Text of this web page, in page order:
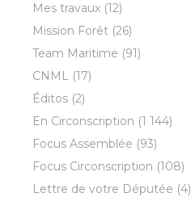
Mes travaux (12)
Mission Forêt (26)
Team Maritime (91)
CNML (17)
Éditos (2)
En Circonscription (1 144)
Focus Assemblée (93)
Focus Circonscription (108)
Lettre de votre Députée (4)